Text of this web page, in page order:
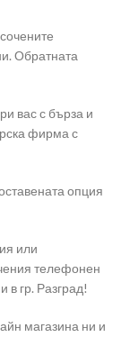
Обратната
вас с бърза и
фирма с
опция
или
телефонен
в гр. Разград!
магазина ни и